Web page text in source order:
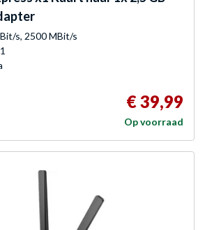
s, 2500 MBit/s
€ 39,99
Op voorraad